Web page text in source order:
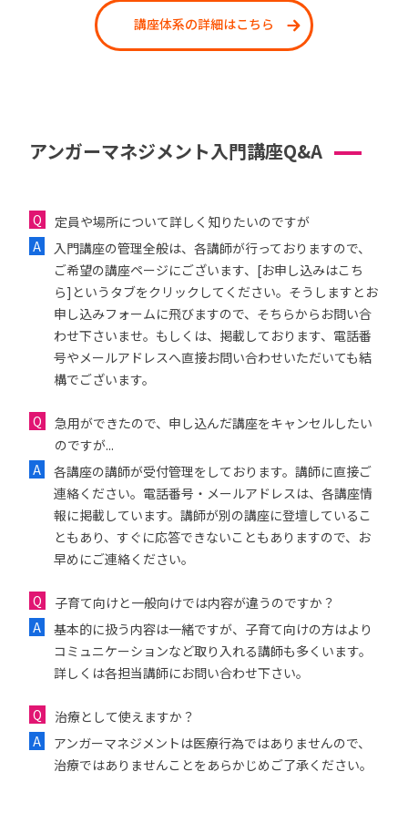
講座体系の詳細はこちら
アンガーマネジメント入門講座Q&A
定員や場所について詳しく知りたいのですが
入門講座の管理全般は、各講師が行っておりますので、
ご希望の講座ページにございます、[お申し込みはこち
ら]というタブをクリックしてください。そうしますとお
申し込みフォームに飛びますので、そちらからお問い合
わせ下さいませ。もしくは、掲載しております、電話番
号やメールアドレスへ直接お問い合わせいただいても結
構でございます。
急用ができたので、申し込んだ講座をキャンセルしたい
のですが...
各講座の講師が受付管理をしております。講師に直接ご
連絡ください。電話番号・メールアドレスは、各講座情
報に掲載しています。講師が別の講座に登壇しているこ
ともあり、すぐに応答できないこともありますので、お
早めにご連絡ください。
子育て向けと一般向けでは内容が違うのですか？
基本的に扱う内容は一緒ですが、子育て向けの方はより
コミュニケーションなど取り入れる講師も多くいます。
詳しくは各担当講師にお問い合わせ下さい。
治療として使えますか？
アンガーマネジメントは医療行為ではありませんので、
治療ではありませんことをあらかじめご了承ください。